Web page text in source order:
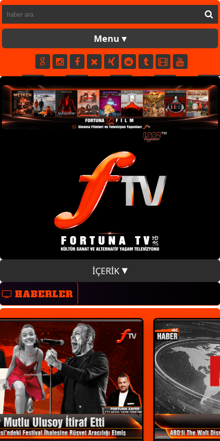
FORTUNATV
YAPIM
FİLM
MÜZİK
SPOR
KÜNYE
İÇERİK
HABERLER